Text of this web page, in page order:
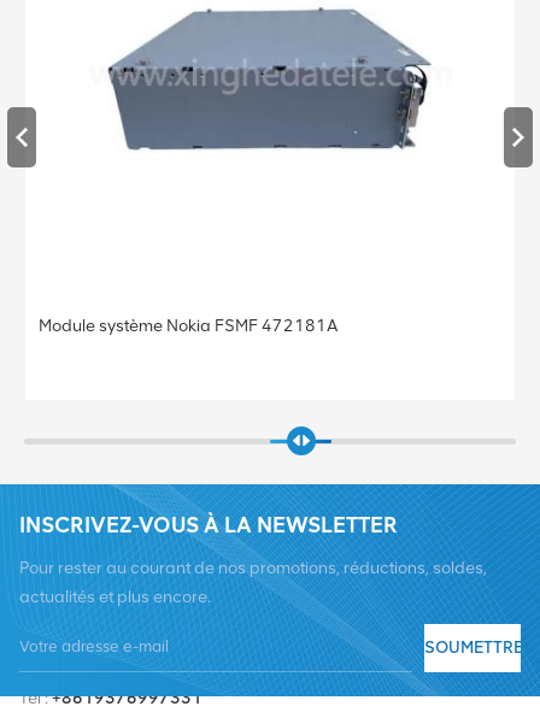
Module système Nokia FSMF 472181A
INSCRIVEZ-VOUS À LA NEWSLETTER
Pour rester au courant de nos promotions, réductions, soldes,
actualités et plus encore.
SOUMETTRE
Tél :+8619376997331